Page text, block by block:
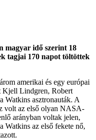
magyar idő szerint 18
tagjai 170 napot töltöttek
amerikai és egy európai
Kjell Lindgren, Robert
Watkins asztronauták. A
volt az első olyan NASA-
arányban voltak jelen,
Watkins az első fekete nő,